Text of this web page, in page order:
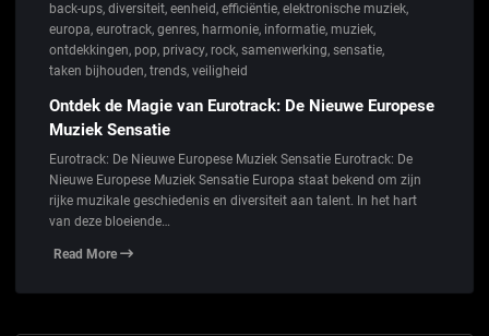
back-ups, diversiteit, eenheid, efficiëntie, elektronische muziek,
europa, eurotrack, genres, harmonie, informatie, muziek,
ontdekkingen, pop, privacy, rock, samenwerking, sensatie,
taken bijhouden, trends, veiligheid
Ontdek de Magie van Eurotrack: De Nieuwe Europese
Muziek Sensatie
Eurotrack: De Nieuwe Europese Muziek Sensatie Eurotrack: De
Nieuwe Europese Muziek Sensatie Europa staat bekend om zijn
rijke muzikale geschiedenis en diversiteit aan talent. In het hart
van deze bloeiende…
Read More